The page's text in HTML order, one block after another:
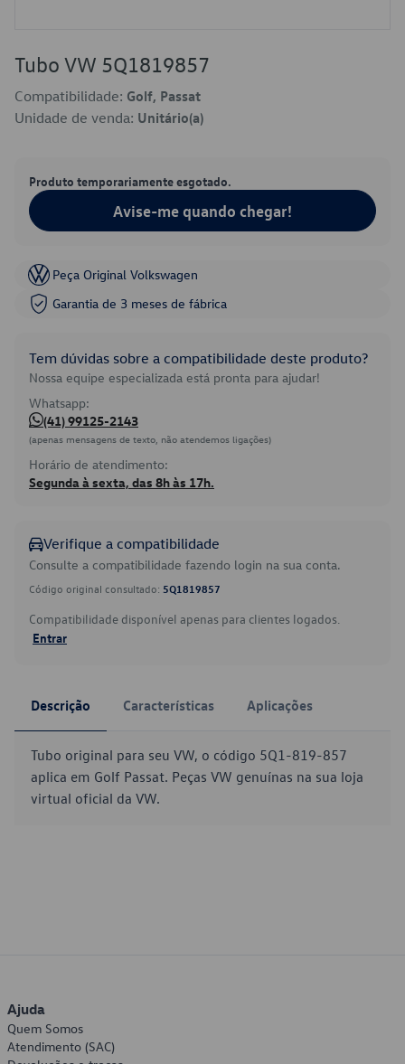
Tubo VW 5Q1819857
Compatibilidade: Golf, Passat
Unidade de venda: Unitário(a)
Produto temporariamente esgotado.
Avise-me quando chegar!
Peça Original Volkswagen
Garantia de 3 meses de fábrica
Tem dúvidas sobre a compatibilidade deste produto?
Nossa equipe especializada está pronta para ajudar!
Whatsapp:
(41) 99125-2143
(apenas mensagens de texto, não atendemos ligações)
Horário de atendimento:
Segunda à sexta, das 8h às 17h.
Verifique a compatibilidade
Consulte a compatibilidade fazendo login na sua conta.
Código original consultado: 5Q1819857
Compatibilidade disponível apenas para clientes logados.
Entrar
Descrição Características Aplicações
Tubo original para seu VW, o código 5Q1-819-857
aplica em Golf Passat. Peças VW genuínas na sua loja
virtual oficial da VW.
Ajuda
Quem Somos
Atendimento (SAC)